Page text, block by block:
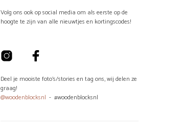
Volg ons ook op social media om als eerste op de
hoogte te zijn van alle nieuwtjes en kortingscodes!
Deel je mooiste foto's/stories en tag ons, wij delen ze
graag!
@woodenblocksnl - #woodenblocksnl